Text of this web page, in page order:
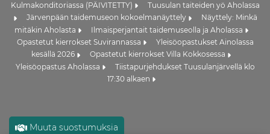
Kulmakonditoriassa (PÄIVITETTY)
Tuusulan taiteiden yö Aholassa
Järvenpään taidemuseon kokoelmanäyttely
Näyttely: Minkä
mitäkin Aholasta
Ilmaisperjantait taidemuseolla ja Aholassa
Opastetut kierrokset Suvirannassa
Yleisöopastukset Ainolassa
kesällä 2026
Opastetut kierrokset Villa Kokkosessa
Yleisöopastus Aholassa
Tiistapurjehdukset Tuusulanjärvellä klo
17:30 alkaen
Muuta suostumuksia